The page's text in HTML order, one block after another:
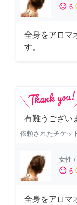
sentiment_satisfied 6
全身をアロマ
す。
有難うござい
依頼されたチケッ
女性 /
sentiment_satisfied 6
全身をアロマ